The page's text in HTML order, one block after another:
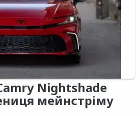
Nightshade
мейнстріму